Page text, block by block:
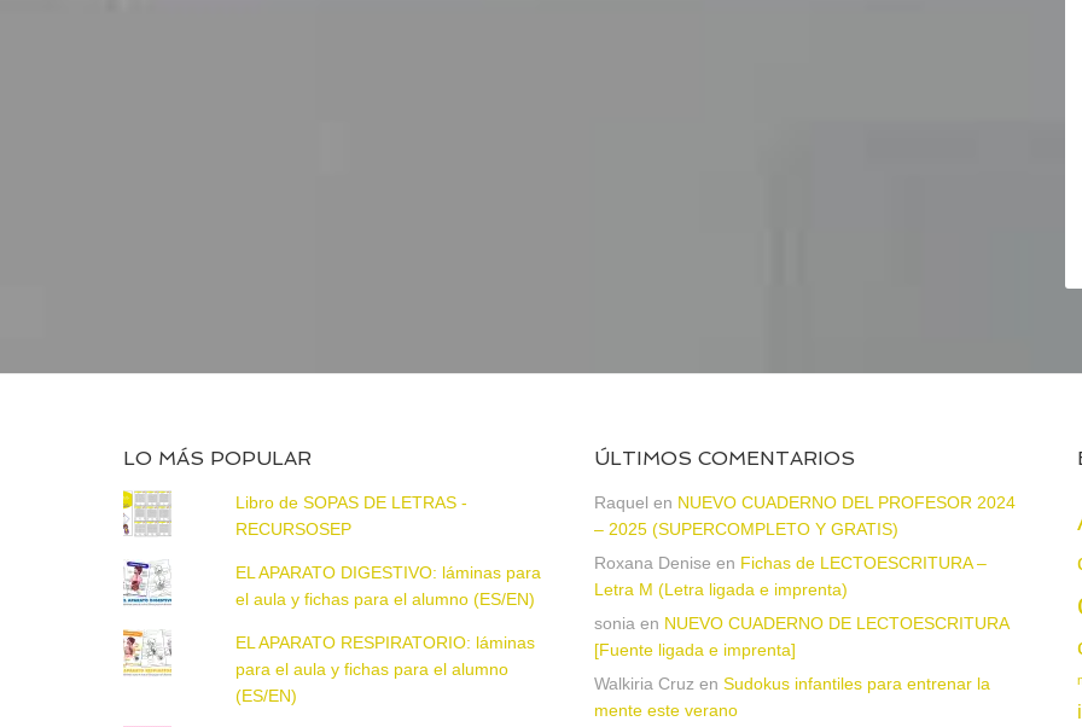
LO MÁS POPULAR
Libro de SOPAS DE LETRAS -
RECURSOSEP
EL APARATO DIGESTIVO: láminas para
el aula y fichas para el alumno (ES/EN)
EL APARATO RESPIRATORIO: láminas
para el aula y fichas para el alumno
(ES/EN)
ÚLTIMOS COMENTARIOS
Raquel en NUEVO CUADERNO DEL PROFESOR 2024
– 2025 (SUPERCOMPLETO Y GRATIS)
Roxana Denise en Fichas de LECTOESCRITURA –
Letra M (Letra ligada e imprenta)
sonia en NUEVO CUADERNO DE LECTOESCRITURA
[Fuente ligada e imprenta]
Walkiria Cruz en Sudokus infantiles para entrenar la
mente este verano